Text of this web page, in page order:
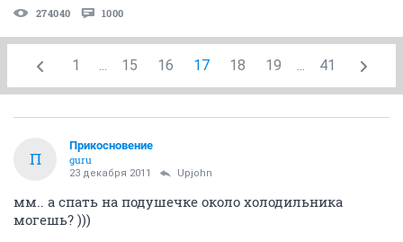
274040 1000
1 ... 15 16 17 18 19 ... 41
П
Прикосновение
guru
23 декабря 2011 Upjohn
мм.. а спать на подушечке около холодильника
могешь? )))